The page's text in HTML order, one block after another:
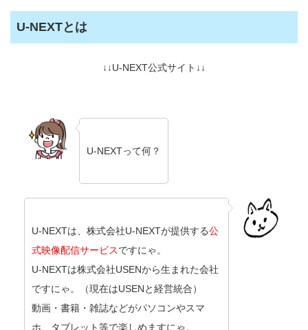
U-NEXTとは
↓↓U-NEXT公式サイト↓↓
U-NEXTって何？
U-NEXTは、株式会社U-NEXTが提供する公
式映像配信サービスですにゃ。
U-NEXTは株式会社USENから生まれた会社
ですにゃ。（現在はUSENと経営統合）
動画・書籍・雑誌などがパソコンやスマ
ホ、タブレット等で楽しめますにゃ。